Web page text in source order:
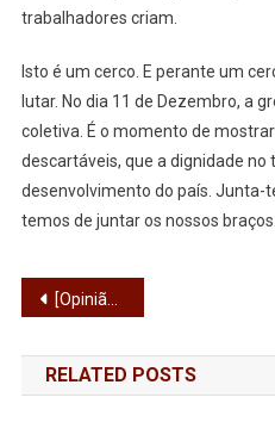
trabalhadores criam.
Isto é um cerco. E perante um
lutar. No dia 11 de Dezembro, a
coletiva. É o momento de
descartáveis, que a dignidade no
desenvolvimento do país. Junta-
temos de juntar os nossos braços.
Navegação
de
artigos
[Opinião] Habemus Orçamento de Estado
RELATED POSTS